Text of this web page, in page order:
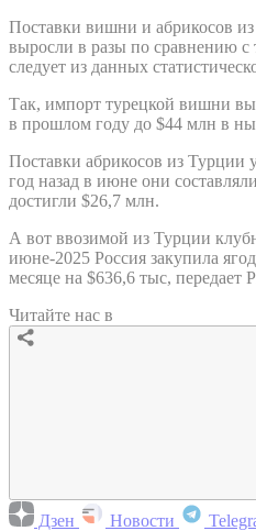
Поставки вишни и абрикосов из
выросли в разы по сравнению с
следует из данных
Так, импорт турецкой вишни
в прошлом году до $44 млн в
Поставки абрикосов из Турции
год назад в июне они
достигли $26,7 млн.
А вот ввозимой из Турции
июне-2025 Россия закупила
месяце на $636,6 тыс,
Читайте нас в
Дзен Новости